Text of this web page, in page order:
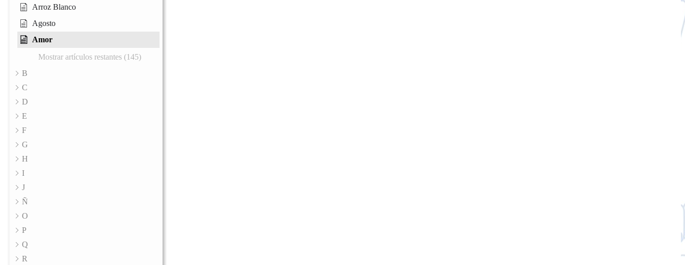
Arroz Blanco
Agosto
Amor
Mostrar artículos restantes (145)
B
C
D
E
F
G
H
I
J
Ñ
O
P
Q
R